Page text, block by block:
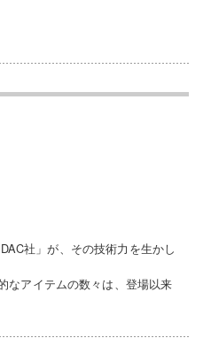
社」が、その技術力を生かし
なアイテムの数々は、登場以来